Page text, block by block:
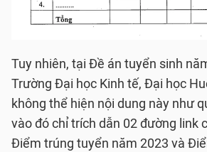
Tuy nhiên, tại Đề án tuyển sinh
Trường Đại học Kinh tế, Đại học
không thể hiện nội dung này như
vào đó chỉ trích dẫn 02 đường link
Điểm trúng tuyển năm 2023 và